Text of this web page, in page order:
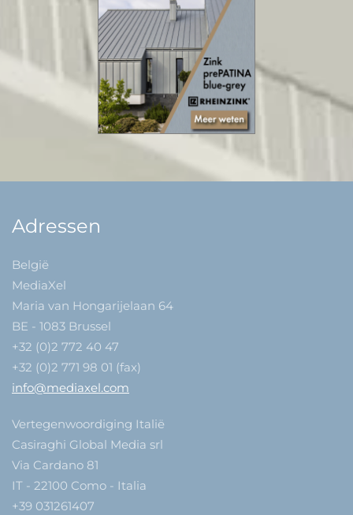
Adressen
België
MediaXel
Maria van Hongarijelaan 64
BE - 1083 Brussel
+32 (0)2 772 40 47
+32 (0)2 771 98 01 (fax)
info@mediaxel.com
Vertegenwoordiging Italië
Casiraghi Global Media srl
Via Cardano 81
IT - 22100 Como - Italia
+39 031261407